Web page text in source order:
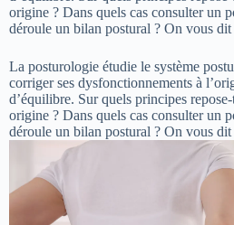
origine ? Dans quels cas consulter un
déroule un bilan postural ? On vous dit
La posturologie étudie le système
corriger ses dysfonctionnements à
d’équilibre. Sur quels principes
origine ? Dans quels cas consulter un
déroule un bilan postural ? On vous dit